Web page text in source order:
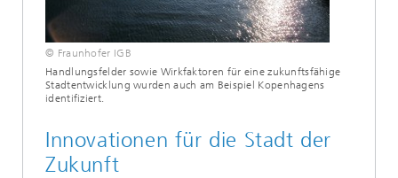
© Fraunhofer IGB
Handlungsfelder sowie Wirkfaktoren für eine zukunftsfähige
Stadtentwicklung wurden auch am Beispiel Kopenhagens
identifiziert.
Innovationen für die Stadt der
Zukunft